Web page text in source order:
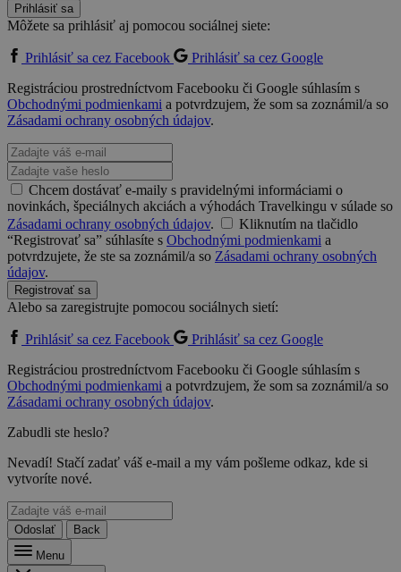
Prihlásiť sa
Môžete sa prihlásiť aj pomocou sociálnej siete:
Prihlásiť sa cez Facebook
Prihlásiť sa cez Google
Registráciou prostredníctvom Facebooku či Google súhlasím s
Obchodnými podmienkami a potvrdzujem, že som sa zoznámil/a so
Zásadami ochrany osobných údajov.
Chcem dostávať e-maily s pravidelnými informáciami o
novinkách, špeciálnych akciách a výhodách Travelkingu v súlade so
Zásadami ochrany osobných údajov.
Kliknutím na tlačidlo
“Registrovať sa” súhlasíte s Obchodnými podmienkami a
potvrdzujete, že ste sa zoznámil/a so Zásadami ochrany osobných
údajov.
Registrovať sa
Alebo sa zaregistrujte pomocou sociálnych sietí:
Prihlásiť sa cez Facebook
Prihlásiť sa cez Google
Registráciou prostredníctvom Facebooku či Google súhlasím s
Obchodnými podmienkami a potvrdzujem, že som sa zoznámil/a so
Zásadami ochrany osobných údajov.
Zabudli ste heslo?
Nevadí! Stačí zadať váš e-mail a my vám pošleme odkaz, kde si
vytvoríte nové.
Odoslať
Back
Menu